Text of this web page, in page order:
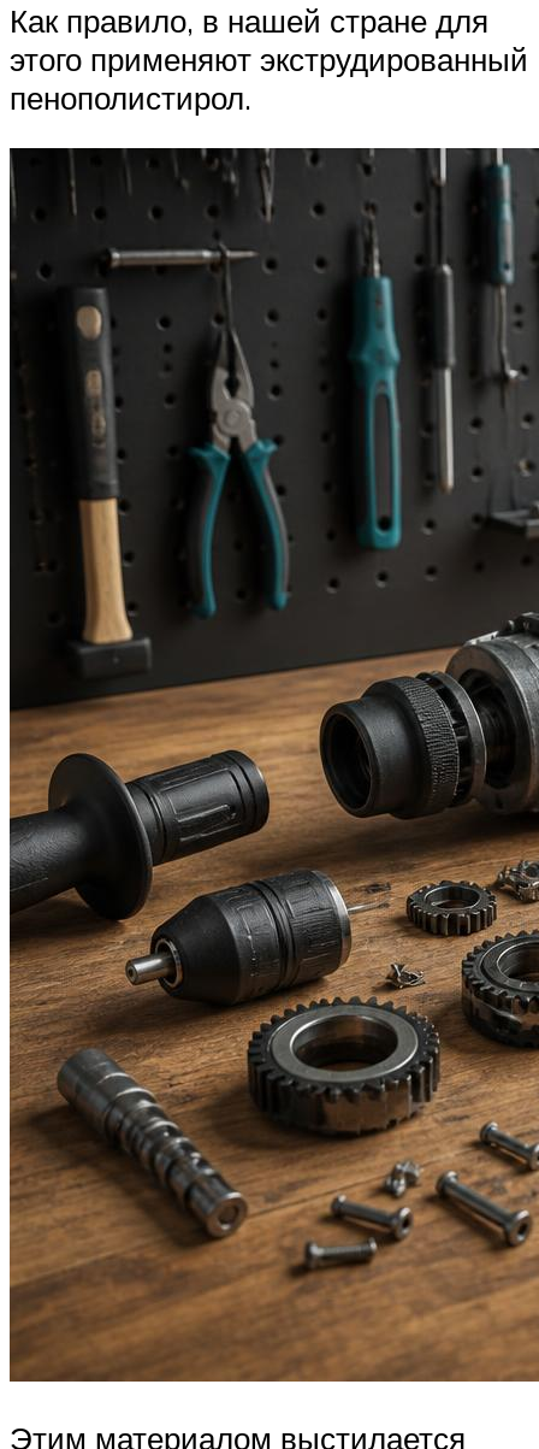
Как правило, в нашей стране для
этого применяют экструдированный
пенополистирол.
Этим материалом выстилается